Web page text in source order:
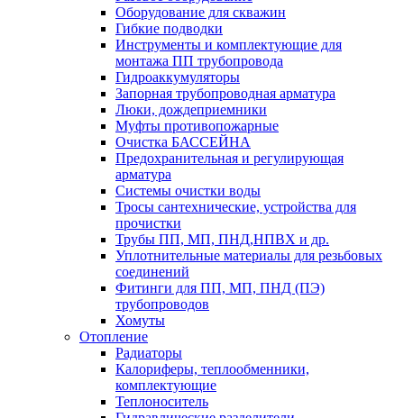
Оборудование для скважин
Гибкие подводки
Инструменты и комплектующие для
монтажа ПП трубопровода
Гидроаккумуляторы
Запорная трубопроводная арматура
Люки, дождеприемники
Муфты противопожарные
Очистка БАССЕЙНА
Предохранительная и регулирующая
арматура
Системы очистки воды
Тросы сантехнические, устройства для
прочистки
Трубы ПП, МП, ПНД,НПВХ и др.
Уплотнительные материалы для резьбовых
соединений
Фитинги для ПП, МП, ПНД (ПЭ)
трубопроводов
Хомуты
Отопление
Радиаторы
Калориферы, теплообменники,
комплектующие
Теплоноситель